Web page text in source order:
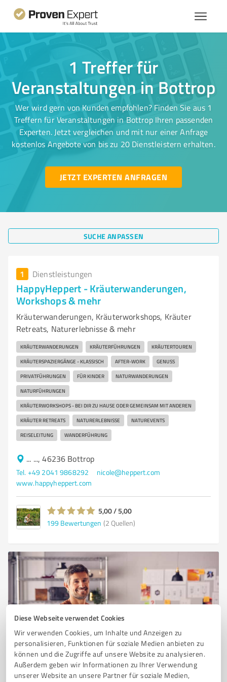
Diese Webseite verwendet Cookies
Wir verwenden Cookies, um Inhalte und Anzeigen zu
personalisieren, Funktionen für soziale Medien anbieten zu
können und die Zugriffe auf unsere Website zu analysieren.
Außerdem geben wir Informationen zu Ihrer Verwendung
unserer Website an unsere Partner für soziale Medien,
1 Treffer für
Veranstaltungen in Bottrop
Wer wird gern von Kunden empfohlen? Finden Sie aus 1
Treffern für Veranstaltungen in Bottrop Ihren passenden
Experten. Jetzt vergleichen und mit nur einer Anfrage
kostenlos Angebote von bis zu 20 Dienstleistern erhalten.
JETZT EXPERTEN ANFRAGEN
SUCHE ANPASSEN
1 Dienstleistungen
HappyHeppert - Kräuterwanderungen,
Workshops & mehr
Kräuterwanderungen, Kräuterworkshops, Kräuter
Retreats, Naturerlebnisse & mehr
KRÄUTERWANDERUNGEN KRÄUTERFÜHRUNGEN KRÄUTERTOUREN
KRÄUTERSPAZIERGÄNGE - KLASSISCH AFTER-WORK GENUSS
PRIVATFÜHRUNGEN FÜR KINDER NATURWANDERUNGEN
NATURFÜHRUNGEN
KRÄUTERWORKSHOPS - BEI DIR ZU HAUSE ODER GEMEINSAM MIT ANDEREN
KRÄUTER RETREATS NATURERLEBNISSE NATUREVENTS
REISELEITUNG WANDERFÜHRUNG
... ..., 46236 Bottrop
Tel. +49 2041 9868292
nicole@heppert.com
www.happyheppert.com
5,00 / 5,00
199 Bewertungen (2 Quellen)
Sie möchten auch hier gelistet werden?
Registrieren Sie sich jetzt und werden Sie ein von
Kunden empfohlener ProvenExpert!